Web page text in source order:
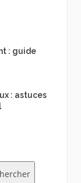
: guide
: astuces